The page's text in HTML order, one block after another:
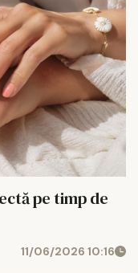
pe timp de
11/06/2026 10:16